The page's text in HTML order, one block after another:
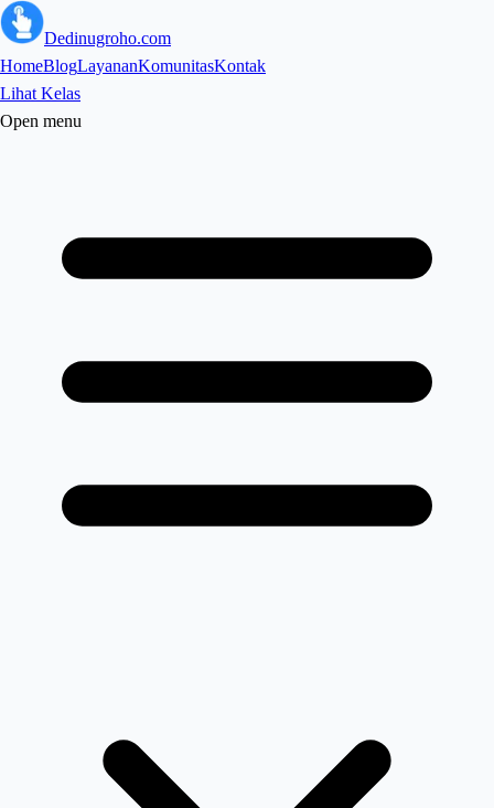
Dedinugroho.com
HomeBlogLayananKomunitasKontak
Lihat Kelas
Open menu